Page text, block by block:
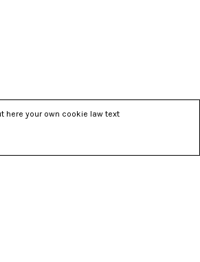
here your own cookie law text